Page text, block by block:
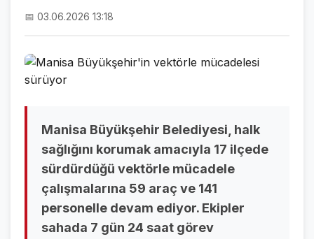
KRİPTO PARALAR
NÖBETÇİ ECZANELER
SON DAKİKA
VİDEO GALERİ
FOTO GALERİ
📅 03.06.2026 13:18
Manisa Büyükşehir Belediyesi, halk
sağlığını korumak amacıyla 17 ilçede
sürdürdüğü vektörle mücadele
çalışmalarına 59 araç ve 141
personelle devam ediyor. Ekipler
sahada 7 gün 24 saat görev